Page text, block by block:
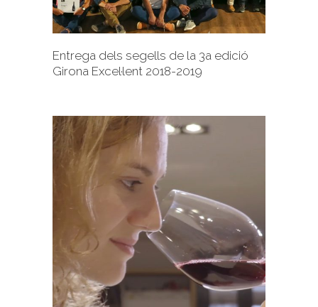
Entrega dels segells de la 3a edició
Girona Excel·lent 2018-2019
+